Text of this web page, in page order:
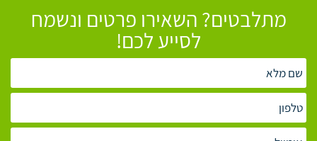
מתלבטים? השאירו פרטים ונשמח
לסייע לכם!